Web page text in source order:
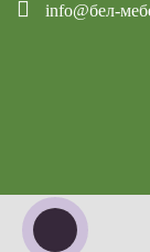
info@бел-